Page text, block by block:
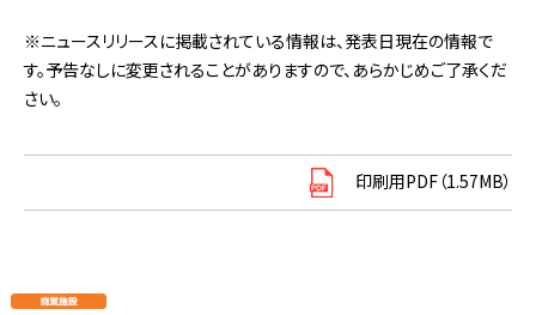
※ニュースリリースに掲載されている情報は、発表日現在の情報で
す。予告なしに変更されることがありますので、あらかじめご了承くだ
さい。
印刷用PDF（1.57MB）